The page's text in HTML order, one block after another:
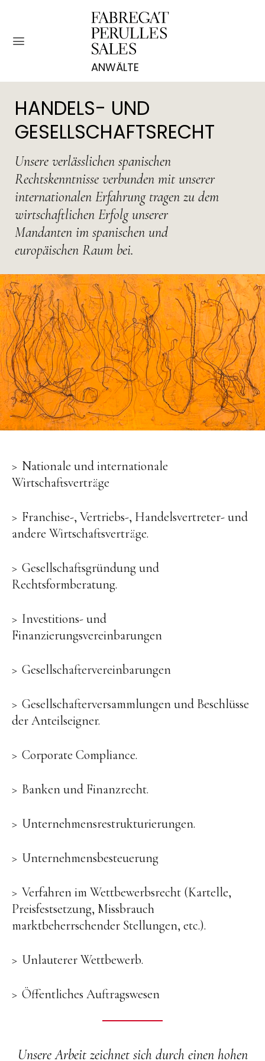
springen
HANDELS- UND
GESELLSCHAFTSRECHT
Unsere verlässlichen spanischen
Rechtskenntnisse verbunden mit unserer
internationalen Erfahrung tragen zu dem
wirtschaftlichen Erfolg unserer
Mandanten im spanischen und
europäischen Raum bei.
Nationale und internationale
Wirtschaftsverträge
Franchise-, Vertriebs-, Handelsvertreter- und
andere Wirtschaftsverträge.
Gesellschaftsgründung und
Rechtsformberatung.
Investitions- und
Finanzierungsvereinbarungen
Gesellschaftervereinbarungen
Gesellschafterversammlungen und Beschlüsse
der Anteilseigner.
Corporate Compliance.
Banken und Finanzrecht.
Unternehmensrestrukturierungen.
Unternehmensbesteuerung
Verfahren im Wettbewerbsrecht (Kartelle,
Preisfestsetzung, Missbrauch
marktbeherrschender Stellungen, etc.).
Unlauterer Wettbewerb.
Öffentliches Auftragswesen
Unsere Arbeit zeichnet sich durch einen hohen